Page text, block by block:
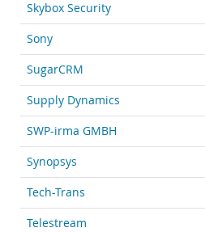
Skybox Security
Sony
SugarCRM
Supply Dynamics
SWP-irma GMBH
Synopsys
Tech-Trans
Telestream